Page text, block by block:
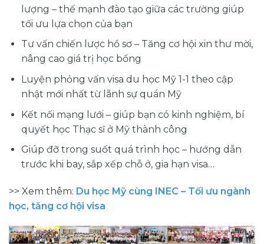
lượng – thế mạnh đào tạo giữa các trường giúp
tối ưu lựa chọn của bạn
Tư vấn chiến lược hồ sơ – Tăng cơ hội xin thư mời,
nâng cao giá trị học bổng
Luyện phỏng vấn visa du học Mỹ 1-1 theo cập
nhật mới nhất từ lãnh sự quán Mỹ
Kết nối mạng lưới – giúp bạn có kinh nghiệm, bí
quyết học Thạc sĩ ở Mỹ thành công
Giúp đỡ trong suốt quá trình học – hướng dẫn
trước khi bay, sắp xếp chỗ ở, gia hạn visa…
>> Xem thêm: Du học Mỹ cùng INEC – Tối ưu ngành
học, tăng cơ hội visa